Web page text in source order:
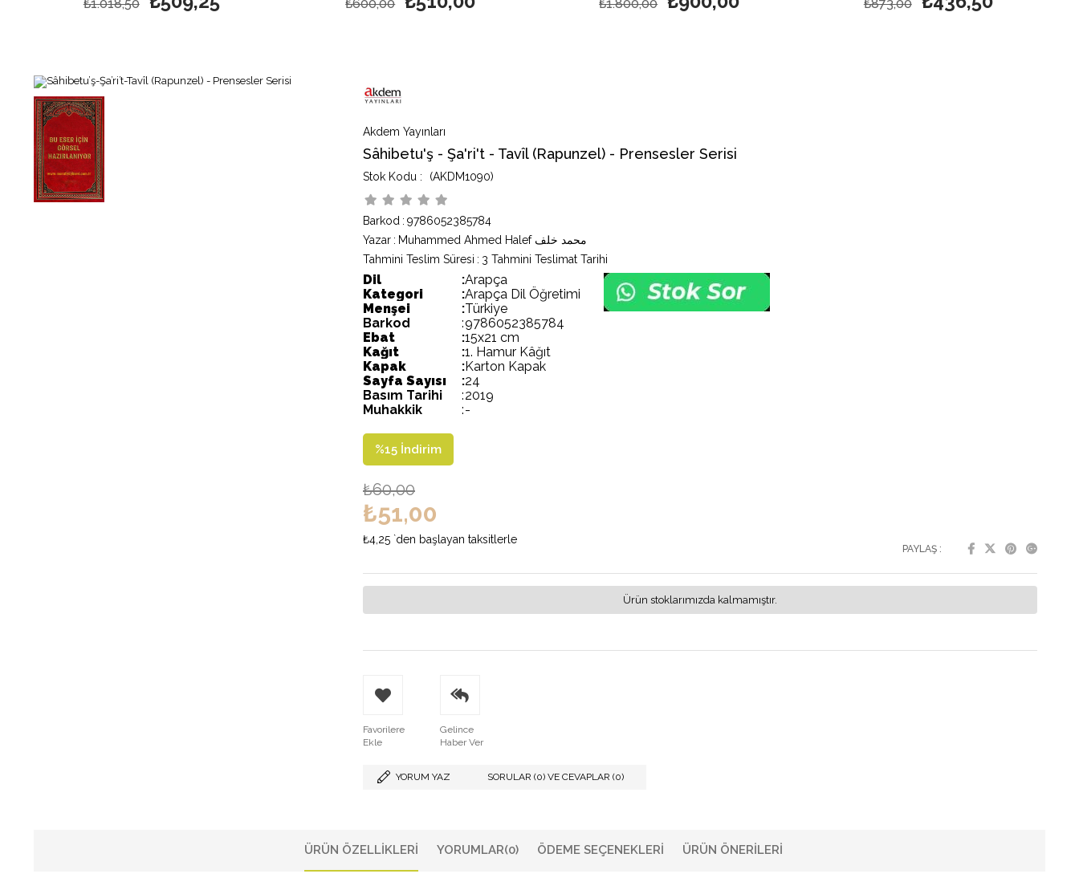
₺1.018,50 ₺600,00 ₺1.800,00 ₺873,00
Akdem Yayınları
Sâhibetu'ş - Şa'ri't - Tavîl (Rapunzel) - Prensesler Serisi
(AKDM1090)
Barkod : 9786052385784
Yazar :
Muhammed Ahmed Halef محمد خلف
Tahmini Teslim Süresi : 3 Tahmini Teslimat Tarihi
Dil :Arapça
Kategori
:Arapça Dil Öğretimi
Menşei
:Türkiye
Barkod
:9786052385784
Ebat
:15x21 cm
Kağıt
:1. Hamur Kâğıt
Kapak
:Karton Kapak
Sayfa Sayısı
:24
Basım Tarihi
:2019
Muhakkik
:-
%15 İndirim
₺60,00
₺51,00
₺4,25 `den başlayan taksitlerle
PAYLAŞ :
Ürün stoklarımızda kalmamıştır.
Favorilere
Ekle
Gelince
Haber Ver
YORUM YAZ SORULAR (0) VE CEVAPLAR (0)
ÜRÜN ÖZELLIKLERI YORUMLAR(0) ÖDEME SEÇENEKLERI ÜRÜN ÖNERILERI